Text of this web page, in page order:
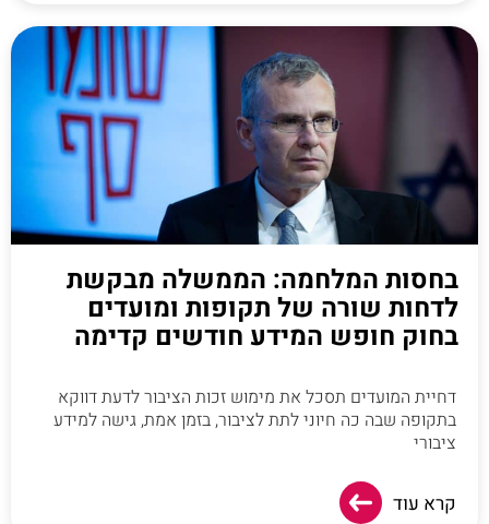
בחסות המלחמה: הממשלה מבקשת
לדחות שורה של תקופות ומועדים
בחוק חופש המידע חודשים קדימה
דחיית המועדים תסכל את מימוש זכות הציבור לדעת דווקא
בתקופה שבה כה חיוני לתת לציבור, בזמן אמת, גישה למידע
ציבורי
קרא עוד